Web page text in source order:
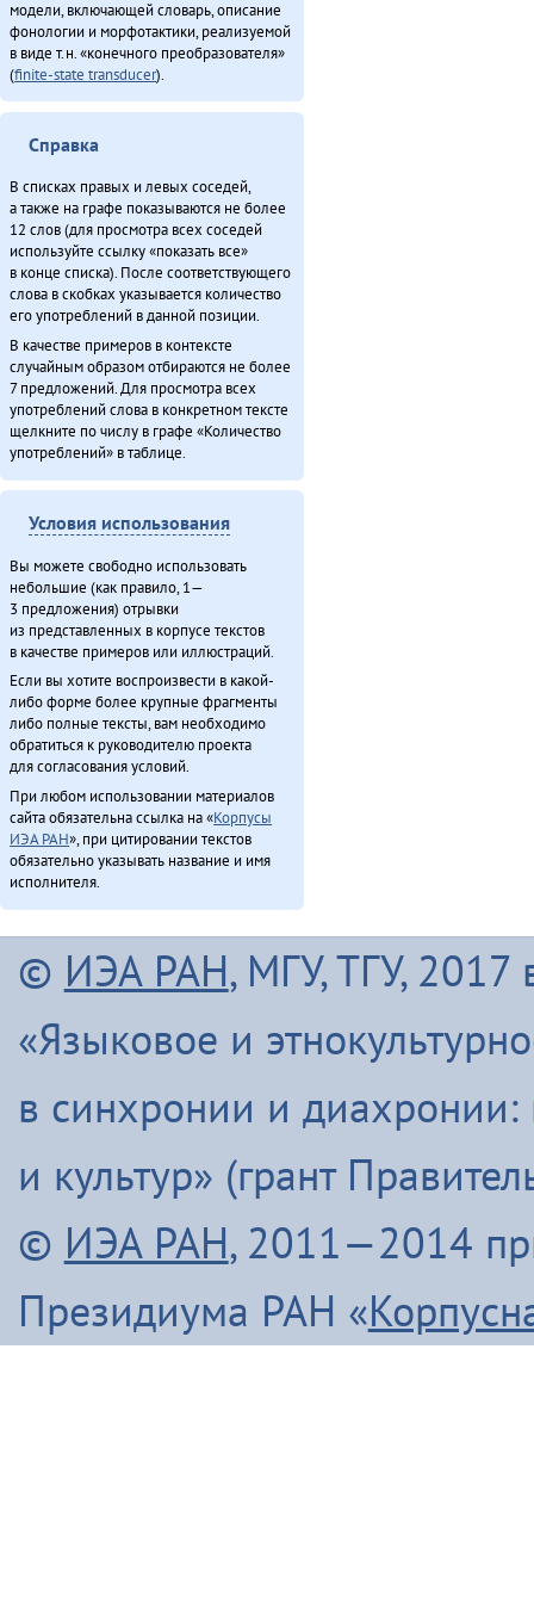
Неӈнери Этэечимни тырганин (2013)
Оларил асал денчалин (2013)
Он умнэ булэсэл урилэндула эмэрэ (2010)
«Орорво иргичимнил» Китайду (2013)
Севергар икэрдули (2013)
Таткитва эмэндын (2013)
Туруӈи авгарачимнил техникумду 70 анӈанил [1] (2013)
Туруӈи авгарачимнил техникумду 70 анӈанил [2] (2013)
Турэн – илэды баин (2013)
Хавал мудана ачин (2013)
Хаварук ООО «Традиционнай Северӈи булталин» [1] (2013)
Хаварук ООО «Традиционнай Северӈи булталин» [2] (2013)
Хэгдыл, эӈэсил, савкал илэл [1] (2013)
Хэгдыл, эӈэсил, савкал илэл [2] (2013)
Эвенкиядук сониӈил — давдымнилва денчанал (2013)
Эвэнкиткэр «Арктикаду» (2013)
ЭМР КМНС «Арун» ассоциацияду синмады конференциян (2013)
Этэечимнилдулэ андаман (2013)
Ямалду ороды иргидекит (2013)
Япониядук матал (2013)
Итого
модели, включающей словарь, описание
фонологии и морфотактики, реализуемой
в виде т.н. «конечного преобразователя»
(finite-state transducer).
Справка
В списках правых и левых соседей,
а также на графе показываются не более
12 слов (для просмотра всех соседей
используйте ссылку «показать все»
в конце списка). После соответствующего
слова в скобках указывается количество
его употреблений в данной позиции.
В качестве примеров в контексте
случайным образом отбираются не более
7 предложений. Для просмотра всех
употреблений слова в конкретном тексте
щелкните по числу в графе «Количество
употреблений» в таблице.
Условия использования
Вы можете свободно использовать
небольшие (как правило, 1—
3 предложения) отрывки
из представленных в корпусе текстов
в качестве примеров или иллюстраций.
Если вы хотите воспроизвести в какой-
либо форме более крупные фрагменты
либо полные тексты, вам необходимо
обратиться к руководителю проекта
для согласования условий.
При любом использовании материалов
сайта обязательна ссылка на «Корпусы
ИЭА РАН», при цитировании текстов
обязательно указывать название и имя
исполнителя.
© ИЭА РАН, МГУ, ТГУ, 2017
«Языковое и
в синхронии и диахронии:
и культур» (грант
© ИЭА РАН, 2011—2014
Президиума РАН «